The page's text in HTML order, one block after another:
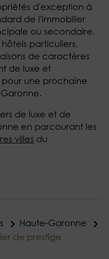
d'exception à
de l'immobilier
ou secondaire,
particuliers,
de caractères
de luxe et
une prochaine
de luxe et de
en parcourant les
villes du
Haute-Garonne
de prestige